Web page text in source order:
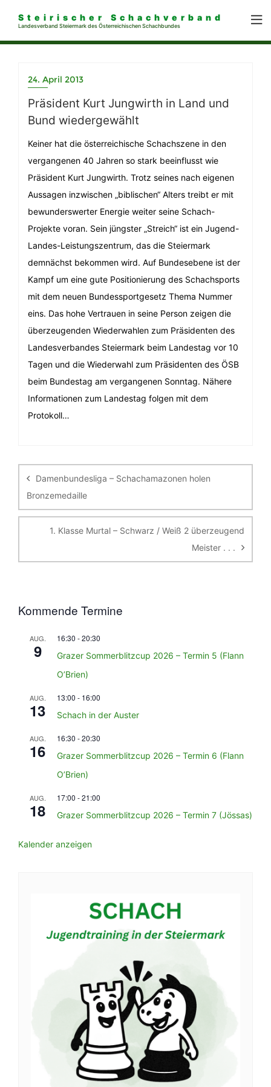
Steirischer Schachverband
Landesverband Steiermark des Österreichischen Schachbundes
24. April 2013
Präsident Kurt Jungwirth in Land und
Bund wiedergewählt
Keiner hat die österreichische Schachszene in den
vergangenen 40 Jahren so stark beeinflusst wie
Präsident Kurt Jungwirth. Trotz seines nach eigenen
Aussagen inzwischen „biblischen“ Alters treibt er mit
bewunderswerter Energie weiter seine Schach-
Projekte voran. Sein jüngster „Streich“ ist ein Jugend-
Landes-Leistungszentrum, das die Steiermark
demnächst bekommen wird. Auf Bundesebene ist der
Kampf um eine gute Positionierung des Schachsports
mit dem neuen Bundessportgesetz Thema Nummer
eins. Das hohe Vertrauen in seine Person zeigen die
überzeugenden Wiederwahlen zum Präsidenten des
Landesverbandes Steiermark beim Landestag vor 10
Tagen und die Wiederwahl zum Präsidenten des ÖSB
beim Bundestag am vergangenen Sonntag. Nähere
Informationen zum Landestag folgen mit dem
Protokoll…
Damenbundesliga – Schachamazonen holen
Bronzemedaille
1. Klasse Murtal – Schwarz / Weiß 2 überzeugend
Meister . . .
Kommende Termine
AUG.
9
16:30 -20:30
Grazer Sommerblitzcup 2026 – Termin 5 (Flann
O’Brien)
AUG.
13
13:00 - 16:00
Schach in der Auster
AUG.
16
16:30 -20:30
Grazer Sommerblitzcup 2026 – Termin 6 (Flann
O’Brien)
AUG.
18
17:00 -21:00
Grazer Sommerblitzcup 2026 – Termin 7 (Jössas)
Kalender anzeigen